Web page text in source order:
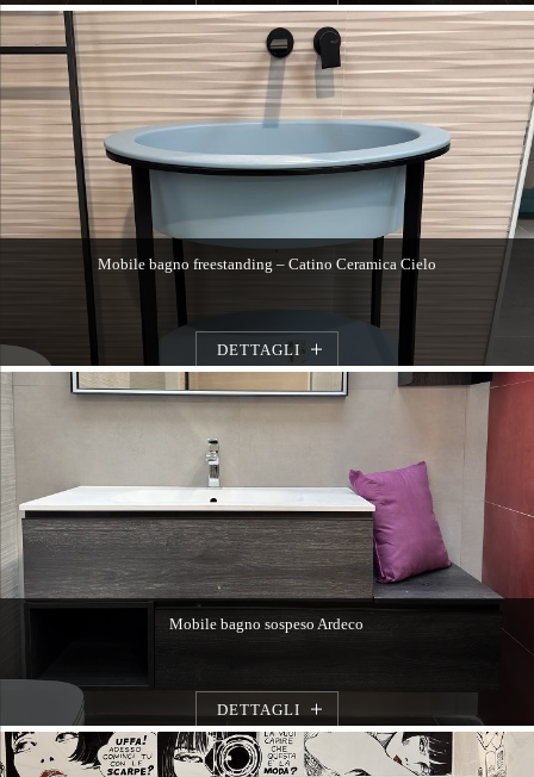
Mobile bagno freestanding – Catino Ceramica Cielo
DETTAGLI
Mobile bagno sospeso Ardeco
DETTAGLI